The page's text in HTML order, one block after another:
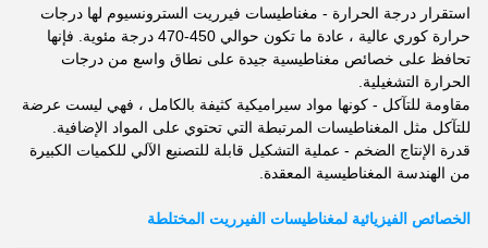
استقرار درجة الحرارة - مغناطيسات فيرريت السترونسيوم لها درجات
حرارة كوري عالية ، عادة ما تكون حوالي 450-470 درجة مئوية. فإنها
تحافظ على خصائص مغناطيسية جيدة على نطاق واسع من درجات
الحرارة التشغيلية.
مقاومة للتآكل - كونها مواد سيراميكية كثيفة بالكامل ، فهي ليست عرضة
للتآكل مثل المغناطيسات المرتبطة التي تحتوي على المواد الإضافية.
قدرة الإنتاج الضخم - عملية التشكيل قابلة للتصنيع الآلي للكميات الكبيرة
من الهندسة المغناطيسية المعقدة.
الخصائص الفيزيائية لمغناطيسات الفيرريت المختلطة